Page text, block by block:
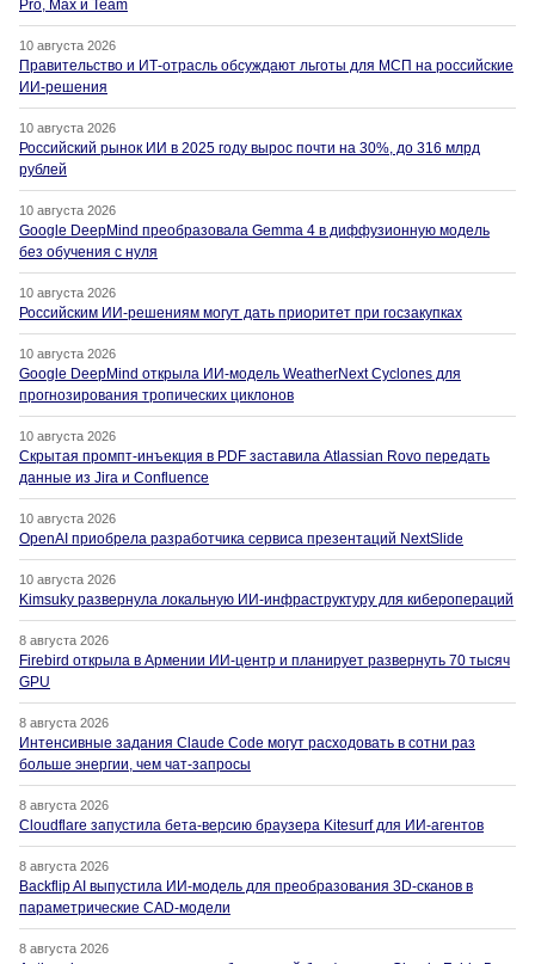
Pro, Max и Team
10 августа 2026
Правительство и ИТ-отрасль обсуждают льготы для МСП на российские
ИИ-решения
10 августа 2026
Российский рынок ИИ в 2025 году вырос почти на 30%, до 316 млрд
рублей
10 августа 2026
Google DeepMind преобразовала Gemma 4 в диффузионную модель
без обучения с нуля
10 августа 2026
Российским ИИ-решениям могут дать приоритет при госзакупках
10 августа 2026
Google DeepMind открыла ИИ-модель WeatherNext Cyclones для
прогнозирования тропических циклонов
10 августа 2026
Скрытая промпт-инъекция в PDF заставила Atlassian Rovo передать
данные из Jira и Confluence
10 августа 2026
OpenAI приобрела разработчика сервиса презентаций NextSlide
10 августа 2026
Kimsuky развернула локальную ИИ-инфраструктуру для киберопераций
8 августа 2026
Firebird открыла в Армении ИИ-центр и планирует развернуть 70 тысяч
GPU
8 августа 2026
Интенсивные задания Claude Code могут расходовать в сотни раз
больше энергии, чем чат-запросы
8 августа 2026
Cloudflare запустила бета-версию браузера Kitesurf для ИИ-агентов
8 августа 2026
Backflip AI выпустила ИИ-модель для преобразования 3D-сканов в
параметрические CAD-модели
8 августа 2026